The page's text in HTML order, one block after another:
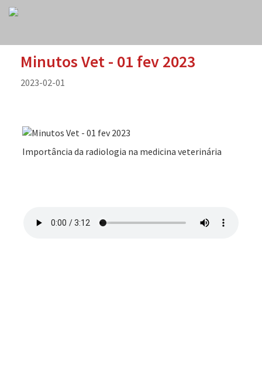
Minutos Vet - 01 fev 2023
2023-02-01
Importância da radiologia na medicina veterinária